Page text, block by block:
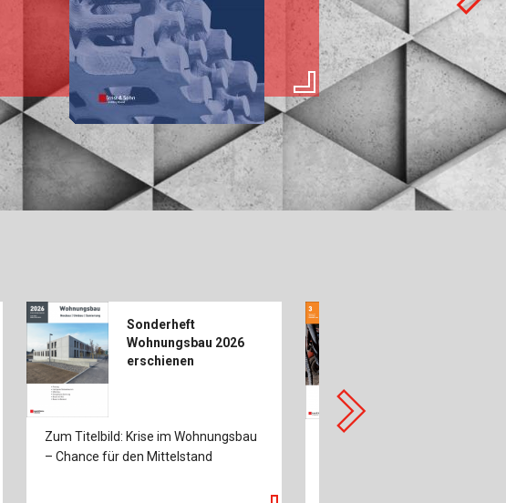
Mauerwerkbau
Sachbuch
Stahlbau
Tunnelbau
Verbundbau
Studentenförderung
Sonderheft
Wohnungsbau 2026
erschienen
Zum Titelbild: Krise im Wohnungsbau
– Chance für den Mittelstand